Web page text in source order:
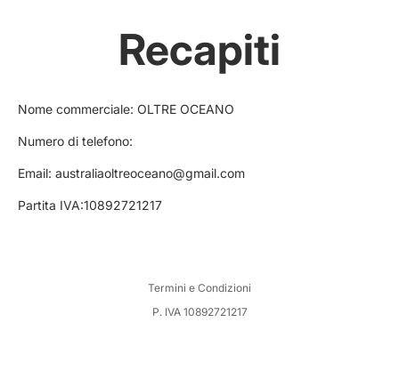
Recapiti
Nome commerciale: OLTRE OCEANO
Numero di telefono:
Email: australiaoltreoceano@gmail.com
Partita IVA:10892721217
Termini e Condizioni
P. IVA 10892721217